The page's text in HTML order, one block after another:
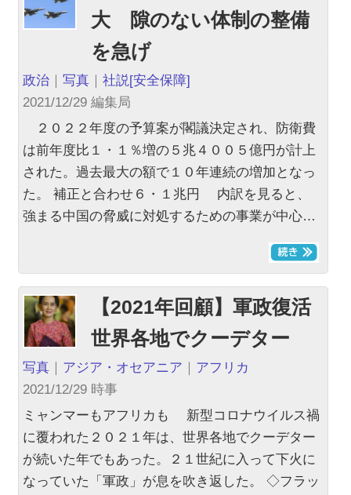
大 隙のない体制の整備
を急げ
政治 ｜写真 ｜社説[安全保障]
2021/12/29 編集局
２０２２年度の予算案が閣議決定され、防衛費
は前年度比１・１％増の５兆４００５億円が計上
された。過去最大の額で１０年連続の増加となっ
た。 補正と合わせ６・１兆円 内訳を見ると、
強まる中国の脅威に対処するための事業が中心…
【2021年回顧】軍政復活
世界各地でクーデター
写真 ｜ アジア・オセアニア ｜ アフリカ
2021/12/29 時事
ミャンマーもアフリカも 新型コロナウイルス禍
に覆われた２０２１年は、世界各地でクーデター
が続いた年でもあった。２１世紀に入って下火に
なっていた「軍政」が息を吹き返した。 ◇フラッ